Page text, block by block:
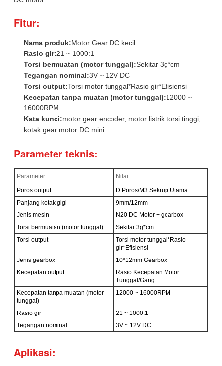
Fitur:
Nama produk:Motor Gear DC kecil
Rasio gir:21 ~ 1000:1
Torsi bermuatan (motor tunggal):Sekitar 3g*cm
Tegangan nominal:3V ~ 12V DC
Torsi output:Torsi motor tunggal*Rasio gir*Efisiensi
Kecepatan tanpa muatan (motor tunggal):12000 ~
16000RPM
Kata kunci:motor gear encoder, motor listrik torsi tinggi,
kotak gear motor DC mini
Parameter teknis:
Parameter
Nilai
Poros output
D Poros/M3 Sekrup Utama
Panjang kotak gigi
9mm/12mm
Jenis mesin
N20 DC Motor + gearbox
Torsi bermuatan (motor tunggal)
Sekitar 3g*cm
Torsi output
Torsi motor tunggal*Rasio
gir*Efisiensi
Jenis gearbox
10*12mm Gearbox
Kecepatan output
Rasio Kecepatan Motor
Tunggal/Gang
Kecepatan tanpa muatan (motor
tunggal)
12000 ~ 16000RPM
Rasio gir
21 ~ 1000:1
Tegangan nominal
3V ~ 12V DC
Aplikasi: